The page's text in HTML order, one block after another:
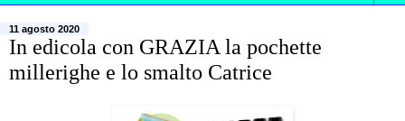
11 agosto 2020
In edicola con GRAZIA la pochette
millerighe e lo smalto Catrice